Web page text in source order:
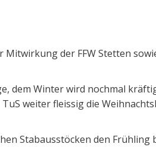
der FFW Stetten
dem Winter wird nochmal
weiter fleissig die
Stabausstöcken den